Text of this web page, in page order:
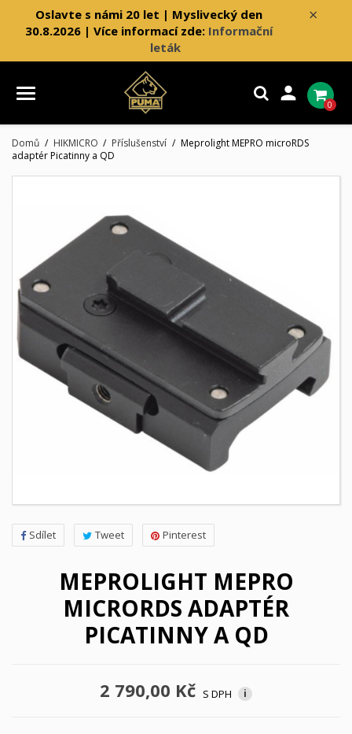
×
Oslavte s námi 20 let | Myslivecký den
30.8.2026 | Více informací zde: Informační
leták

0
Domů HIKMICRO Příslušenství
Meprolight MEPRO microRDS
adaptér Picatinny a QD
Sdílet Tweet Pinterest
MEPROLIGHT MEPRO
MICRORDS ADAPTÉR
PICATINNY A QD
2 790,00 Kč S DPH i